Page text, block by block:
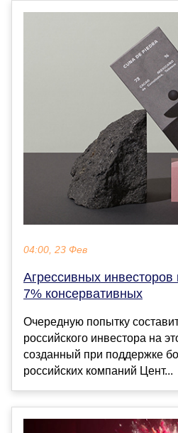
04:00, 23 Фев
Агрессивных
7% консервативных
Очередную попытку
российского инвестора на
созданный при поддержке
российских компаний Цент...